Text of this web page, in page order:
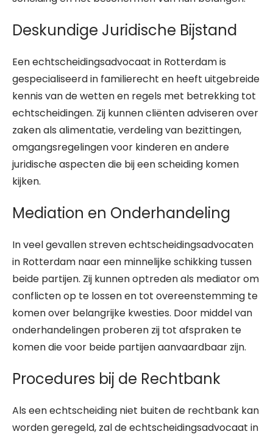
Deskundige Juridische Bijstand
Een echtscheidingsadvocaat in Rotterdam is
gespecialiseerd in familierecht en heeft uitgebreide
kennis van de wetten en regels met betrekking tot
echtscheidingen. Zij kunnen cliënten adviseren over
zaken als alimentatie, verdeling van bezittingen,
omgangsregelingen voor kinderen en andere
juridische aspecten die bij een scheiding komen
kijken.
Mediation en Onderhandeling
In veel gevallen streven echtscheidingsadvocaten
in Rotterdam naar een minnelijke schikking tussen
beide partijen. Zij kunnen optreden als mediator om
conflicten op te lossen en tot overeenstemming te
komen over belangrijke kwesties. Door middel van
onderhandelingen proberen zij tot afspraken te
komen die voor beide partijen aanvaardbaar zijn.
Procedures bij de Rechtbank
Als een echtscheiding niet buiten de rechtbank kan
worden geregeld, zal de echtscheidingsadvocaat in